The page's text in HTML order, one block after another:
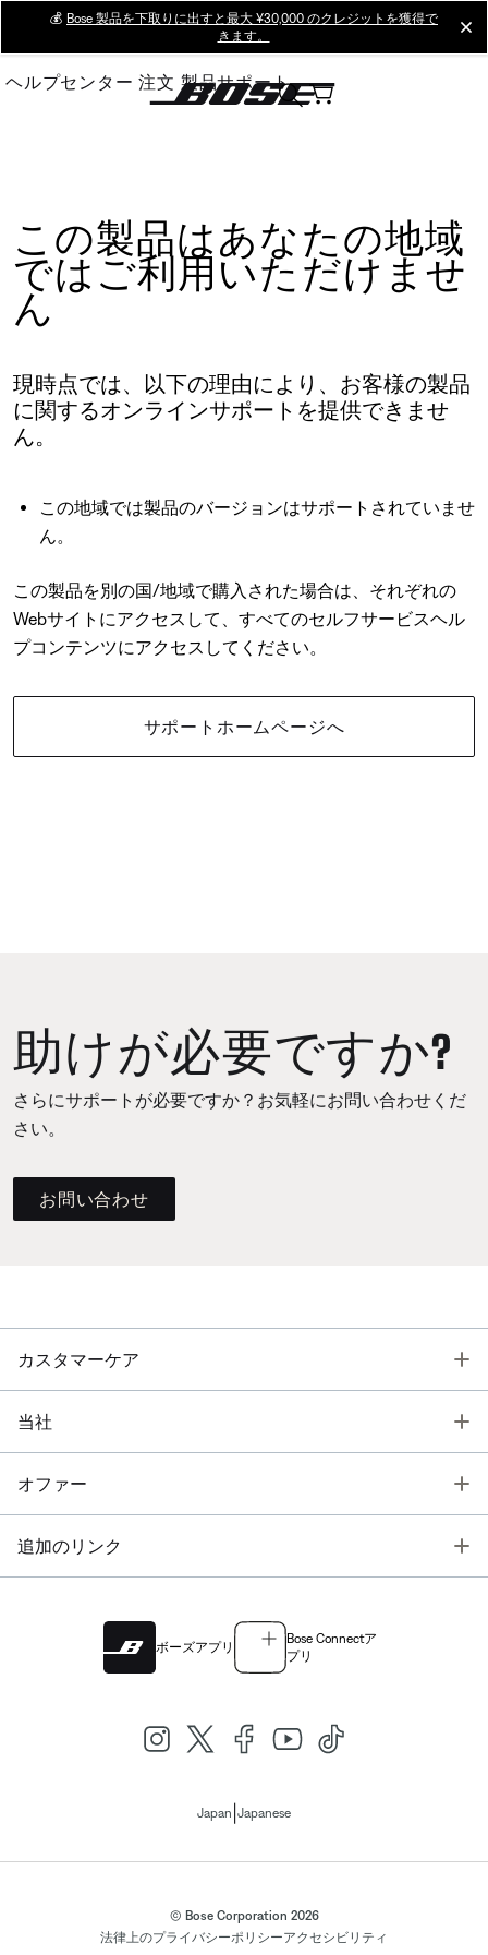
Main
💰 Bose 製品を下取りに出すと最大 ¥30,000 のクレジットを獲得で
きます。
ヘルプセンター 注文 製品サポート
この製品はあなたの地域
ではご利用いただけませ
ん
現時点では、以下の理由により、お客様の製品
に関するオンラインサポートを提供できませ
ん。
この地域では製品のバージョンはサポートされていませ
ん。
この製品を別の国/地域で購入された場合は、それぞれの
Webサイトにアクセスして、すべてのセルフサービスヘル
プコンテンツにアクセスしてください。
サポートホームページへ
助けが必要ですか?
さらにサポートが必要ですか？お気軽にお問い合わせくだ
さい。
お問い合わせ
カスタマーケア
当社
オファー
追加のリンク
ボーズアプリ
Bose Connectア
プリ
Japan Japanese
© Bose Corporation 2026
法律上のプライバシーポリシーアクセシビリティ